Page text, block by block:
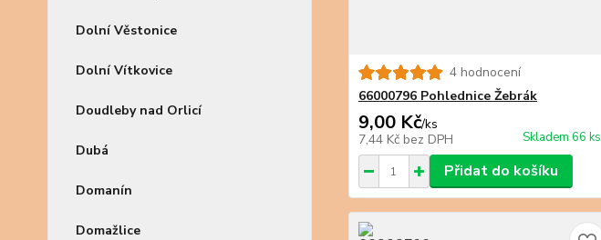
Dolní Věstonice
Dolní Vítkovice
Doudleby nad Orlicí
Dubá
Domanín
Domažlice
4 hodnocení
66000796 Pohlednice Žebrák
9,00 Kč/ks
7,44 Kč bez DPH Skladem 66 ks
Přidat do košíku